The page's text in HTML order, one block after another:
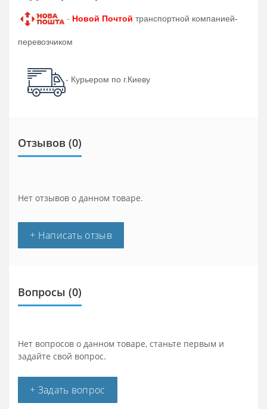
- Новой Почтой транспортной компанией-
перевозчиком
- Курьером по г.Киеву
Отзывов (0)
Нет отзывов о данном товаре.
+ Написать отзыв
Вопросы (0)
Нет вопросов о данном товаре, станьте первым и
задайте свой вопрос.
+ Задать вопрос